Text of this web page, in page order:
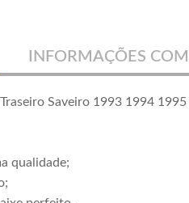
INFORMAÇÕES
Saveiro 1993 1994
qualidade;